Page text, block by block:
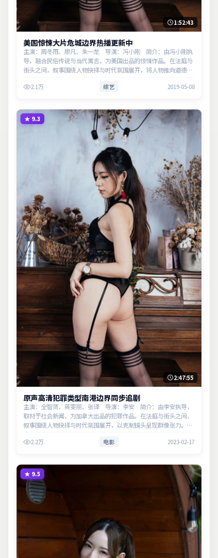
1:52:43
美国惊悚大片危城边界热播更新中
主演：周冬雨、廖凡、朱一龙 导演：冯小刚 简介：由冯小刚执
导，融合民俗传说与当代寓言，为美国出品的惊悚作品。在法庭与
街头之间，叙事围绕人物抉择与时代氛围展开，将人物推向道德与
义。2.1万 综艺 2019-05-08
★ 9.3
2:47:55
原声高清犯罪类型南港边界同步追剧
主演：全智贤、蒋雯丽、张译 导演：李安 简介：由李安执导，
取材于社会新闻，为加拿大出品的犯罪作品。在法庭与街头之间，
叙事围绕人物抉择与时代氛围展开，以克制镜头呈现群像张力。主
2.2万 电影 2023-02-17
★ 9.5